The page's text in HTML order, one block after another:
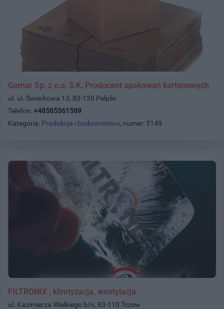
Gamar Sp. z o.o. S.K. Producent opakowań kartonowych
ul. ul. Świerkowa 13, 83-130 Pelplin
Telefon: +48585361589
Kategoria: Produkcja i budownictwo, numer: 3149
FILTRONIX , klimtyzacja, wentylacja
ul. Kazimierza Wielkiego b/n, 83-110 Tczew